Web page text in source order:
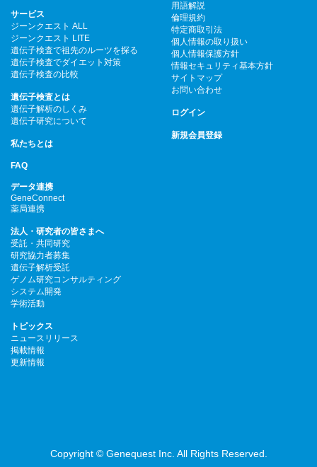
サービス
ジーンクエスト ALL
ジーンクエスト LITE
遺伝子検査で祖先のルーツを探る
遺伝子検査でダイエット対策
遺伝子検査の比較
遺伝子検査とは
遺伝子解析のしくみ
遺伝子研究について
私たちとは
FAQ
データ連携
GeneConnect
薬局連携
法人・研究者の皆さまへ
受託・共同研究
研究協力者募集
遺伝子解析受託
ゲノム研究コンサルティング
システム開発
学術活動
トピックス
ニュースリリース
掲載情報
更新情報
用語解説
倫理規約
特定商取引法
個人情報の取り扱い
個人情報保護方針
情報セキュリティ基本方針
サイトマップ
お問い合わせ
ログイン
新規会員登録
Copyright © Genequest Inc. All Rights Reserved.